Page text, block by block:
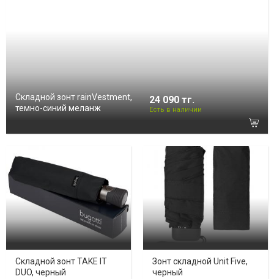
Складной зонт rainVestment,
темно-синий меланж
24 090 тг.
Есть в наличии
Складной зонт TAKE IT
DUO, черный
Зонт складной Unit Five,
черный